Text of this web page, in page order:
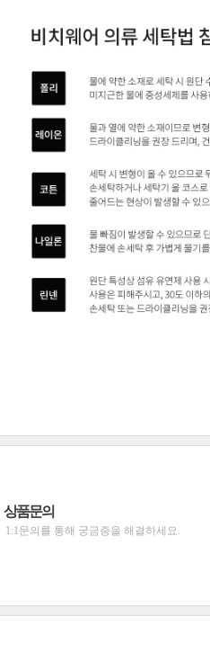
상품문의
1:1문의를 통해 궁금증을 해결하세요.